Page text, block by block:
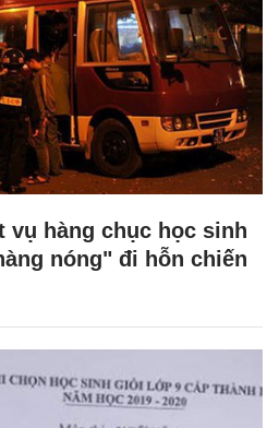
vụ hàng chục học sinh
nóng" đi hỗn chiến